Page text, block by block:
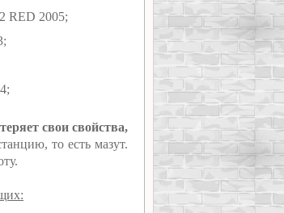
RED 2005;
свои свойства,
то есть мазут.